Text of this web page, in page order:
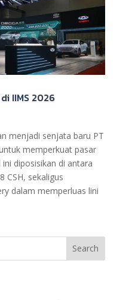
IIMS 2026
menjadi senjata baru PT
memperkuat pasar
ini diposisikan di antara
CSH, sekaligus
dalam memperluas lini
Search